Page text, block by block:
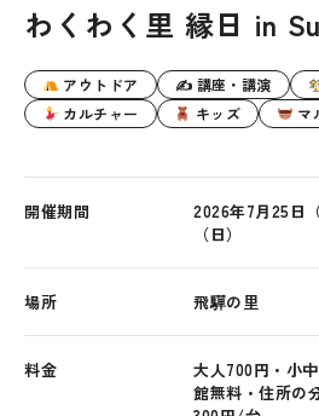
わくわく里 縁日 in
アウトドア ✍ 講座・講演
カルチャー
キッズ マ
開催期間
2026年7月25日
（日）
場所 飛驒の里
料金
大人700円・小
館無料・住所の